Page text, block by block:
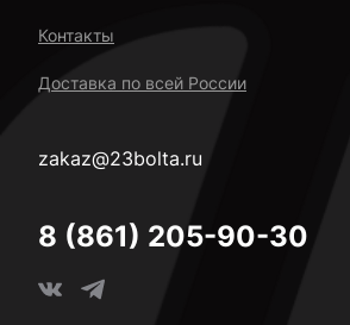
Контакты
Доставка по всей России
zakaz@23bolta.ru
8 (861) 205-90-30